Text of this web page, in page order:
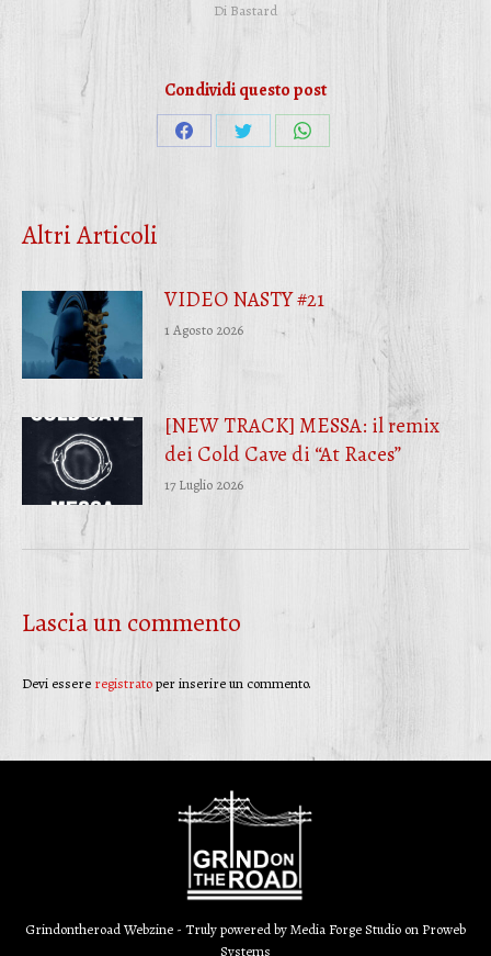
Di Bastard
Condividi questo post
CondividiCondividiCondividi
su
Altri Articoli
VIDEO NASTY #21
1 Agosto 2026
[NEW TRACK] MESSA: il remix
dei Cold Cave di “At Races”
17 Luglio 2026
Lascia un commento
Devi essere registratoper inserire un commento.
Grindontheroad Webzine - Truly powered byMedia Forge Studio on Proweb
Systems